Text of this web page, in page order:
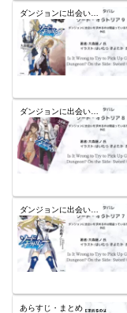
ダンジョンに出会いを求めるのは間違っているだろうか
あらすじ・まとめ